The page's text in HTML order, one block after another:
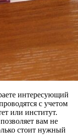
интересующий
с учетом
или институт.
вам не
стоит нужный